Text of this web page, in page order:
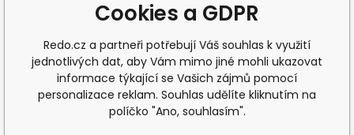
Cookies a GDPR
Redo.cz a partneři potřebují Váš souhlas k využití
jednotlivých dat, aby Vám mimo jiné mohli ukazovat
informace týkající se Vašich zájmů pomocí
personalizace reklam. Souhlas udělíte kliknutím na
políčko "Ano, souhlasím".